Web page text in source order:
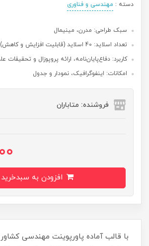
دسته : مهندسی و فناوری
سبک طراحی: مدرن، مینیمال
تعداد اسلاید: 40 اسلاید (قابلیت افزایش و کاهش)
کاربرد: دفاع‌پایان‌نامه، ارائه پروپوزال و تحقیقات
امکانات: اینفوگرافیک، نمودار و جدول
فروشنده: متاباران
با قالب آماده پاورپوینت مهندسی